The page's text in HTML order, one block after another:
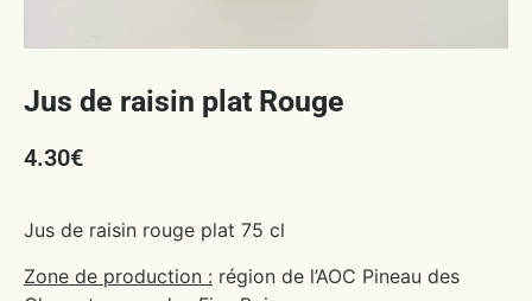
Jus de raisin plat Rouge
4.30€
Jus de raisin rouge plat 75 cl
Zone de production : région de l’AOC Pineau des